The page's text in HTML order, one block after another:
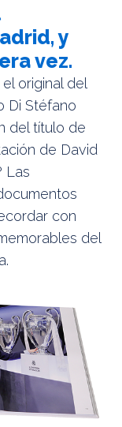
y
vez.
original del
Di Stéfano
del título de
de David
Las
con
del